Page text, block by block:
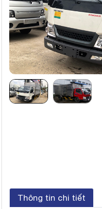
Thông tin chi tiết